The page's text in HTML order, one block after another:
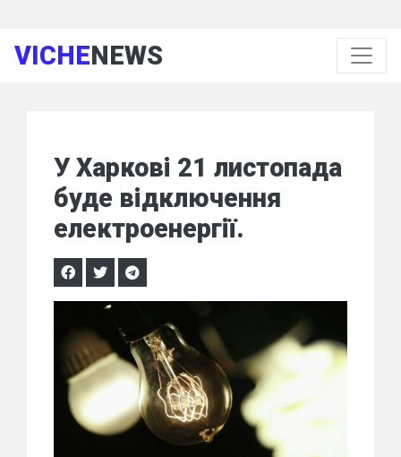
VICHENEWS
У Харкові 21 листопада
буде відключення
електроенергії.